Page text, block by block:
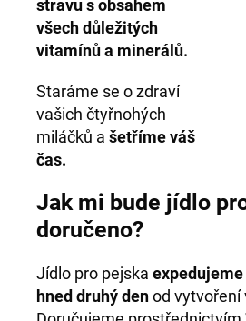
stravu s obsahem
všech důležitých
vitamínů a minerálů.
Staráme se o zdraví
vašich čtyřnohých
miláčků a šetříme váš
čas.
Jak mi bude jídlo
doručeno?
Jídlo pro pejska
hned druhý denod vytvoření